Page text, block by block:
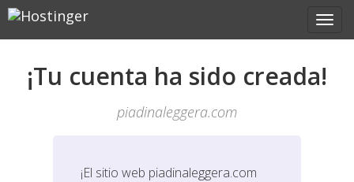
¡Tu cuenta ha sido creada!
piadinaleggera.com
¡El sitio web piadinaleggera.com